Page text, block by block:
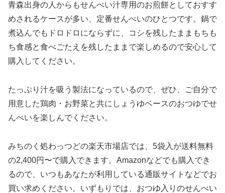
青森出身の人からもせんべい汁専用のお煎餅としておすす
めされるケースが多い、定番せんべいのひとつです。鍋で
煮込んでもドロドロにならずに、コシを残したままもちも
ち食感と食べごたえを残したままで楽しめるので安心して
購入してください。
たっぷり汁を吸う製法になっているので、ぜひ、ご自分で
用意した鶏肉・お野菜と共にしょうゆベースのおつゆでせ
んべいを楽しんでください。
みちのく処わっつどの楽天市場店では、5袋入が送料無料
の2,400円〜で購入できます。Amazonなどでも購入でき
るので、いつもあなたが利用している通販サイトなどでお
買い求めください。いずもりでは、おつゆ入りのせんべい